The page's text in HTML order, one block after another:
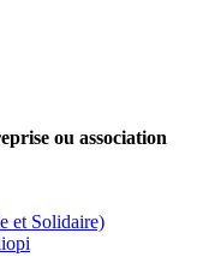
ou association
et Solidaire)